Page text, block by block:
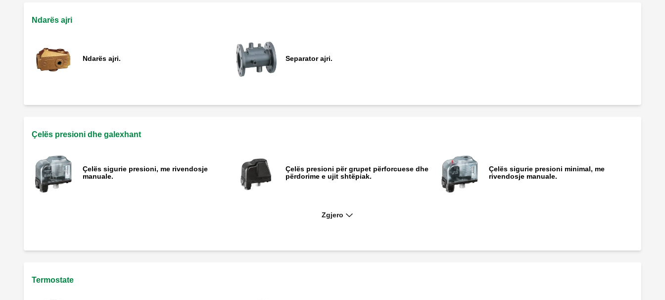
Ndarës ajri
Ndarës ajri. Separator ajri.
Çelës presioni dhe galexhant
Çelës sigurie presioni, me rivendosje
manuale.
Çelës presioni për grupet përforcuese dhe
përdorime e ujit shtëpiak.
Çelës sigurie presioni minimal, me
rivendosje manuale.
Zgjero
Termostate